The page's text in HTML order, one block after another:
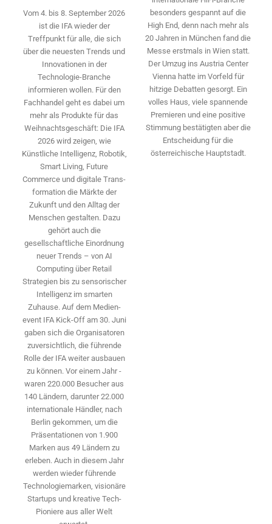
Vom 4. bis 8. September 2026
ist die IFA wieder der
Treffpunkt für alle, die sich
über die neuesten Trends und
Innovationen in der
Technologie-­Branche
informieren wollen. Für den
Fachhandel geht es dabei um
mehr als Produkte für das
Weihnachtsgeschäft: Die IFA
2026 wird ­zeigen, wie
Künstliche Intelligenz, Robotik,
Smart Living, Future
Commerce und digitale Trans­
formation die Märkte der
Zukunft und den Alltag der
Menschen gestalten. Dazu
gehört auch die
gesellschaftliche Einordnung
neuer Trends – von AI
Computing über Retail
Strategien bis zu sensorischer
Intelligenz im smarten
Zuhause. Auf dem Medien­
event IFA Kick-Off am 30. Juni
gaben sich die Organisatoren
zuversichtlich, die führende
Rolle der IFA weiter ausbauen
zu können. Vor einem Jahr ­
waren 220.000 Besucher aus
140 ­Ländern, ­darunter 22.000
internationale Händler, nach
Berlin gekommen, um die
Präsen­tationen von 1.900
Marken aus 49 Ländern zu
erleben. Auch in diesem Jahr
werden wieder führende
Technologiemarken, visionäre
Startups und ­kreative Tech-
Pioniere aus aller Welt
besonders gespannt auf die
High End, denn nach mehr als
20 Jahren in München fand die
Messe erstmals in Wien statt.
Der Umzug ins Austria Center
Vienna hatte im Vorfeld für
hitzige Debatten gesorgt. Ein
volles Haus, viele spannende
Premieren und eine positive
Stimmung bestätigten aber die
Entscheidung für die
österreichische Hauptstadt.